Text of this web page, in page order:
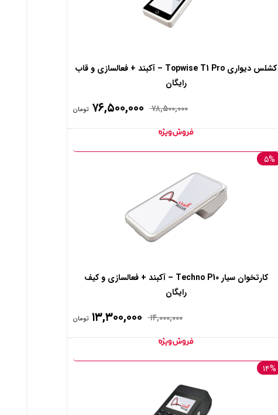
کشلس دیواری Topwise T1 Pro – آکبند + فعالسازی و قاب
رایگان
۷۸,۵۰۰,۰۰۰ ۷۶,۵۰۰,۰۰۰ تومان
کارتخوان سیار Techno P10 – آکبند + فعالسازی و کیف
رایگان
۵%
۱۴,۰۰۰,۰۰۰ ۱۳,۳۰۰,۰۰۰ تومان
۱۴%